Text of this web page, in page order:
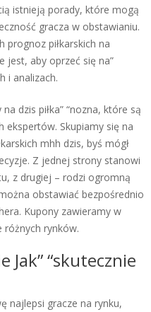
istnieją porady, które mogą
gracza w obstawianiu.
prognoz piłkarskich na
jest, aby oprzeć się na”
i analizach.
dzis piłka” “nozna, które są
ekspertów. Skupiamy się na
mhh dzis, byś mógł
Z jednej strony stanowi
z drugiej – rodzi ogromną
obstawiać bezpośrednio
Kupony zawieramy w
różnych rynków.
Jak” “skutecznie
najlepsi gracze na rynku,